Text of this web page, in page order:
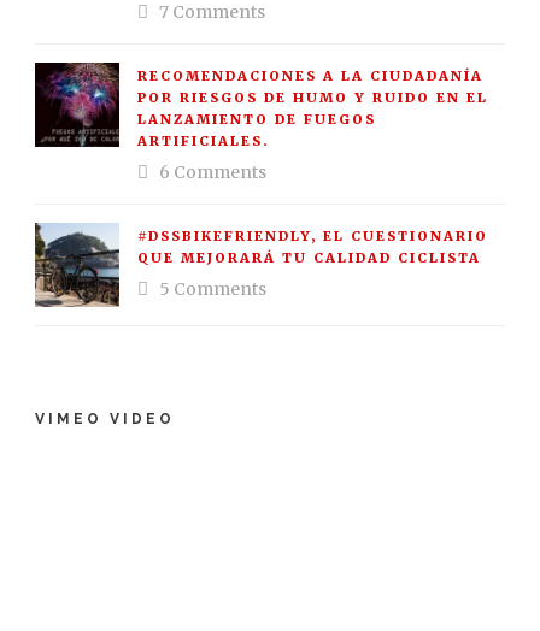
7 Comments
RECOMENDACIONES A LA CIUDADANÍA
POR RIESGOS DE HUMO Y RUIDO EN EL
LANZAMIENTO DE FUEGOS
ARTIFICIALES.
6 Comments
#DSSBIKEFRIENDLY, EL CUESTIONARIO
QUE MEJORARÁ TU CALIDAD CICLISTA
5 Comments
VIMEO VIDEO